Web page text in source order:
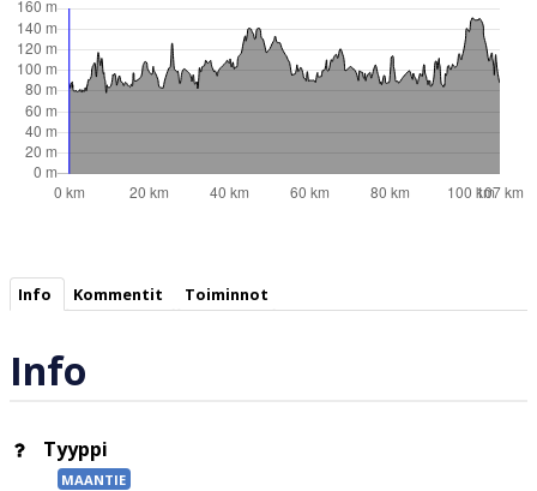
Info Kommentit Toiminnot
Info
Tyyppi
MAANTIE